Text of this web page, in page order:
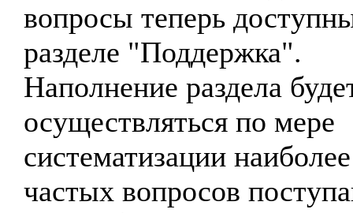
вопросы теперь
разделе "Поддержка".
Наполнение раздела
осуществляться по мере
систематизации наиболее
частых вопросов